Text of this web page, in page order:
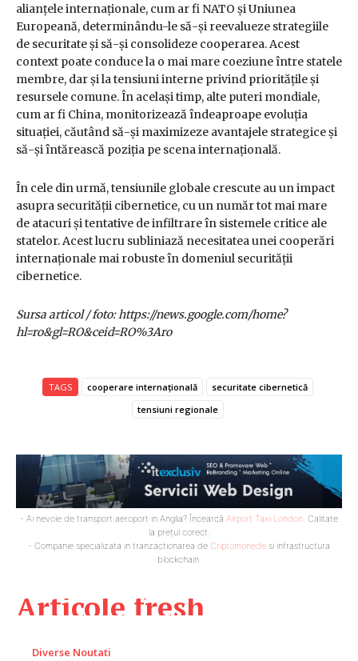
Articole fresh
Diverse Noutati
alianțele internaționale, cum ar fi NATO și Uniunea
Europeană, determinându-le să-și reevalueze strategiile
de securitate și să-și consolideze cooperarea. Acest
context poate conduce la o mai mare coeziune între statele
membre, dar și la tensiuni interne privind prioritățile și
resursele comune. În același timp, alte puteri mondiale,
cum ar fi China, monitorizează îndeaproape evoluția
situației, căutând să-și maximizeze avantajele strategice și
să-și întărească poziția pe scena internațională.
În cele din urmă, tensiunile globale crescute au un impact
asupra securității cibernetice, cu un număr tot mai mare
de atacuri și tentative de infiltrare în sistemele critice ale
statelor. Acest lucru subliniază necesitatea unei cooperări
internaționale mai robuste în domeniul securității
cibernetice.
Sursa articol / foto: https://news.google.com/home?
hl=ro&gl=RO&ceid=RO%3Aro
TAGS cooperare internațională
securitate cibernetică
tensiuni regionale
- Ai nevoie de transport aeroport in Anglia? Încearcă Airport Taxi London. Calitate
la prețul corect.
- Companie specializata in tranzactionarea de Criptomonede si infrastructura
blockchain.